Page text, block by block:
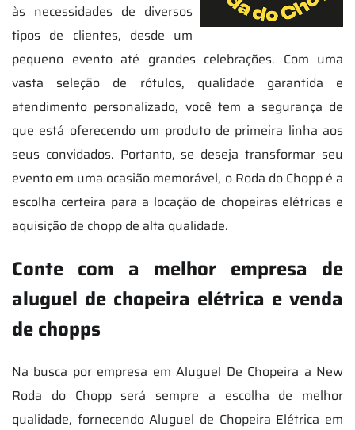
às necessidades de diversos
tipos de clientes, desde um
pequeno evento até grandes celebrações. Com uma
vasta seleção de rótulos, qualidade garantida e
atendimento personalizado, você tem a segurança de
que está oferecendo um produto de primeira linha aos
seus convidados. Portanto, se deseja transformar seu
evento em uma ocasião memorável, o Roda do Chopp é a
escolha certeira para a locação de chopeiras elétricas e
aquisição de chopp de alta qualidade.
Conte com a melhor empresa de
aluguel de chopeira elétrica e venda
de chopps
Na busca por empresa em Aluguel De Chopeira a New
Roda do Chopp será sempre a escolha de melhor
qualidade, fornecendo Aluguel de Chopeira Elétrica em